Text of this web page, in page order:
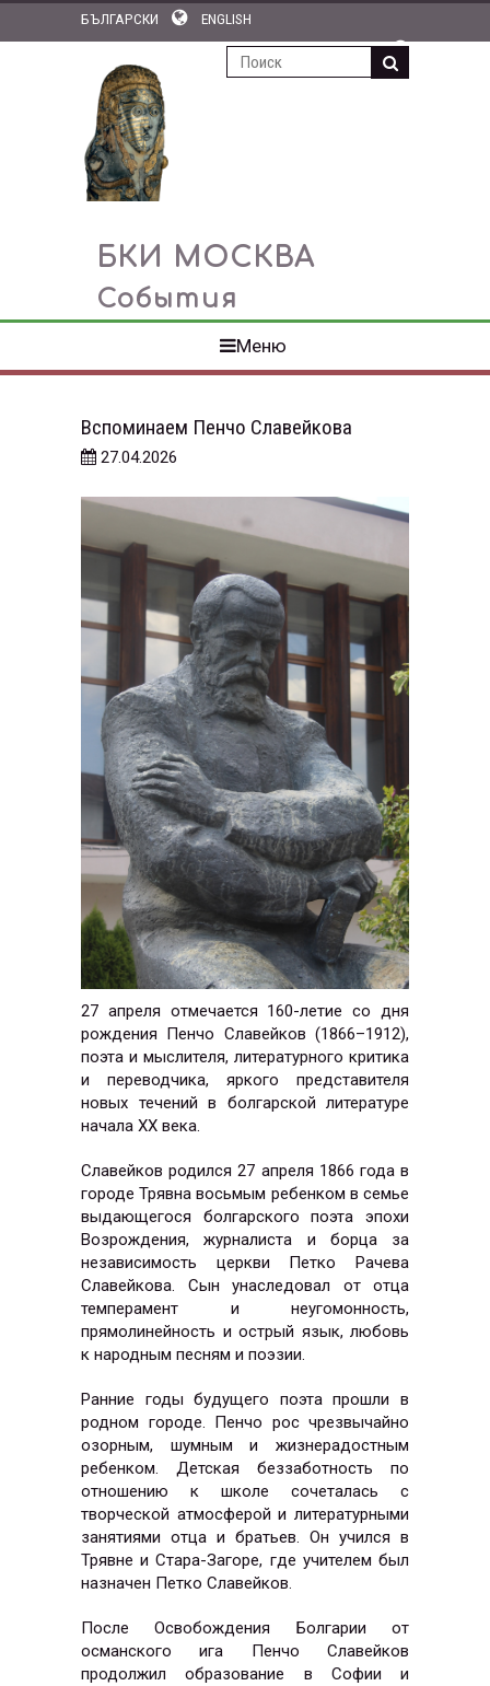
БЪЛГАРСКИ
ENGLISH
ПОДПИСКА НА НОВОСТИ
БКИ МОСКВА
События
Меню
Вспоминаем Пенчо Славейкова
27.04.2026
27 апреля отмечается 160-летие со дня
рождения Пенчо Славейков (1866–1912),
поэта и мыслителя, литературного критика
и переводчика, яркого представителя
новых течений в болгарской литературе
начала XX века.
Славейков родился 27 апреля 1866 года в
городе Трявна восьмым ребенком в семье
выдающегося болгарского поэта эпохи
Возрождения, журналиста и борца за
независимость церкви Петко Рачева
Славейкова. Сын унаследовал от отца
темперамент и неугомонность,
прямолинейность и острый язык, любовь
к народным песням и поэзии.
Ранние годы будущего поэта прошли в
родном городе. Пенчо рос чрезвычайно
озорным, шумным и жизнерадостным
ребенком. Детская беззаботность по
отношению к школе сочеталась с
творческой атмосферой и литературными
занятиями отца и братьев. Он учился в
Трявне и Стара-Загоре, где учителем был
назначен Петко Славейков.
После Освобождения Болгарии от
османского ига Пенчо Славейков
продолжил образование в Софии и